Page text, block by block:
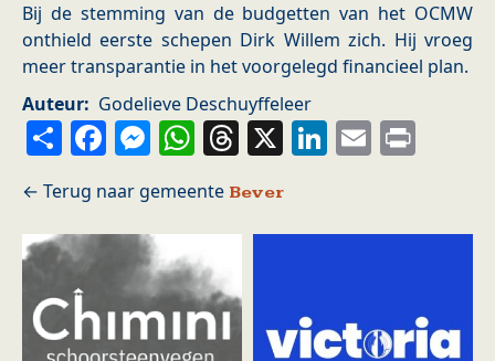
Bij de stemming van de budgetten van het OCMW
onthield eerste schepen Dirk Willem zich. Hij vroeg
meer transparantie in het voorgelegd financieel plan.
Auteur
Godelieve Deschuyffeleer
ShareFacebook
Messenger
WhatsApp
Threads
X LinkedIn
Email
Bever